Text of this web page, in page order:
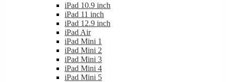
iPad 10.9 inch
iPad 11 inch
iPad 12.9 inch
iPad Air
iPad Mini 1
iPad Mini 2
iPad Mini 3
iPad Mini 4
iPad Mini 5